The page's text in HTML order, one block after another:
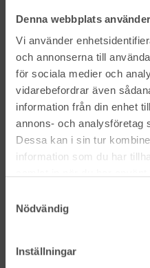
Denna webbplats
Vi använder
och annonserna till
för sociala medier och
vidarebefordrar även
information från din enhet
annons- och analysföretag
Dessa kan i sin tur
information som du har
Nödvändig
Inställningar
Genom att anmäla mig till